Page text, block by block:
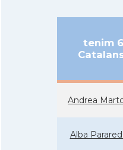
tenim
Andrea
Alba